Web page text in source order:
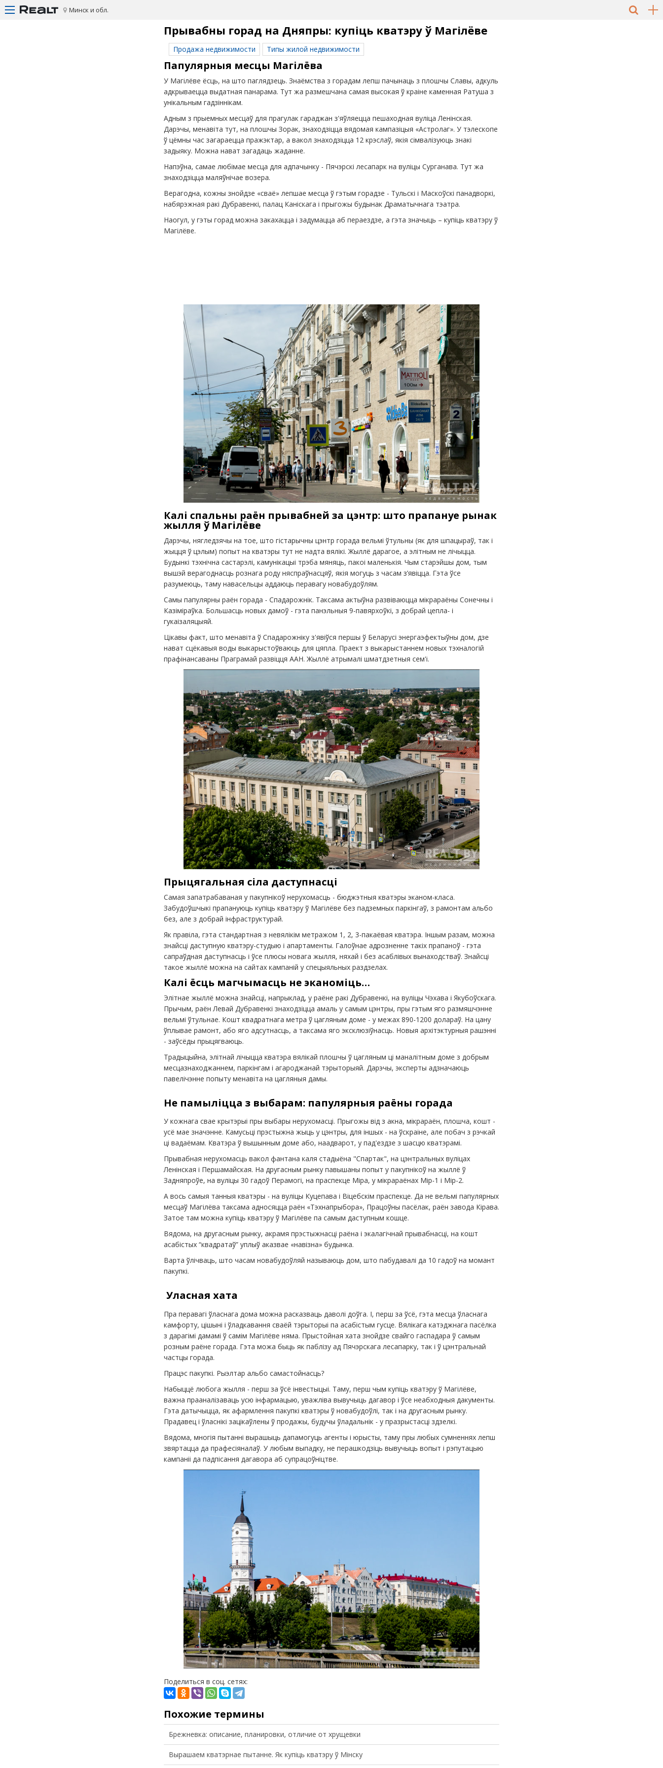
Минск и обл.
Прывабны горад на Дняпры: купіць кватэру ў Магілёве
Продажа недвижимости Типы жилой недвижимости
Папулярныя месцы Магілёва
У Магілёве ёсць, на што паглядзець. Знаёмства з горадам лепш пачынаць з плошчы Славы, адкуль
адкрываецца выдатная панарама. Тут жа размешчана самая высокая ў краіне каменная Ратуша з
унікальным гадзіннікам.
Адным з прыемных месцаў для прагулак гараджан з'яўляецца пешаходная вуліца Ленінская.
Дарэчы, менавіта тут, на плошчы Зорак, знаходзіцца вядомая кампазіцыя «Астролаг». У тэлескопе
ў цёмны час загараецца пражэктар, а вакол знаходзіцца 12 крэслаў, якія сімвалізуюць знакі
задыяку. Можна нават загадаць жаданне.
Напэўна, самае любімае месца для адпачынку - Пячэрскі лесапарк на вуліцы Сурганава. Тут жа
знаходзіцца маляўнічае возера.
Верагодна, кожны знойдзе «сваё» лепшае месца ў гэтым горадзе - Тульскі і Маскоўскі панадворкі,
набярэжная ракі Дубравенкі, палац Каніскага і прыгожы будынак Драматычнага тэатра.
Наогул, у гэты горад можна закахацца і задумацца аб пераездзе, а гэта значыць – купіць кватэру ў
Магілёве.
Калі спальны раён прывабней за цэнтр: што прапануе рынак
жылля ў Магілёве
Дарэчы, нягледзячы на ​​тое, што гістарычны цэнтр горада вельмі ўтульны (як для шпацыраў, так і
жыцця ў цэлым) попыт на кватэры тут не надта вялікі. Жыллё дарагое, а элітным не лічыцца.
Будынкі тэхнічна састарэлі, камунікацыі трэба мяняць, пакоі маленькія. Чым старэйшы дом, тым
вышэй верагоднасць рознага роду няспраўнасцяў, якія могуць з часам з’явіцца. Гэта ўсе
разумеюць, таму навасельцы аддаюць перавагу новабудоўлям.
Самы папулярны раён горада - Спадарожнік. Таксама актыўна развіваюцца мікрараёны Сонечны і
Казіміраўка. Большасць новых дамоў - гэта панэльныя 9-павярхоўкі, з добрай цепла- і
гукаізаляцыяй.
Цікавы факт, што менавіта ў Спадарожніку з'явіўся першы ў Беларусі энергаэфектыўны дом, дзе
нават сцёкавыя воды выкарыстоўваюць для цяпла. Праект з выкарыстаннем новых тэхналогій
прафінансаваны Праграмай развіцця ААН. Жыллё атрымалі шматдзетныя сем'і.
Прыцягальная сіла даступнасці
Самая запатрабаваная у пакупнікоў нерухомасць - бюджэтныя кватэры эканом-класа.
Забудоўшчыкі прапануюць купіць кватэру ў Магілёве без падземных паркінгаў, з рамонтам альбо
без, але з добрай інфраструктурай.
Як правіла, гэта стандартная з невялікім метражом 1, 2, 3-пакаёвая кватэра. Іншым разам, можна
знайсці даступную кватэру-студыю і апартаменты. Галоўнае адрозненне такіх прапаноў - гэта
сапраўдная даступнасць і ўсе плюсы новага жылля, няхай і без асаблівых вынаходстваў. Знайсці
такое жыллё можна на сайтах кампаній у спецыяльных раздзелах.
Калі ёсць магчымасць не эканоміць…
Элітнае жыллё можна знайсці, напрыклад, у раёне ракі Дубравенкі, на вуліцы Чэхава і Якубоўскага.
Прычым, раён Левай Дубравенкі знаходзіцца амаль у самым цэнтры, пры гэтым яго размяшчэнне
вельмі ўтульнае. Кошт квадратнага метра ў цагляным доме - у межах 890-1200 долараў. На цану
ўплывае рамонт, або яго адсутнасць, а таксама яго эксклюзіўнасць. Новыя архітэктурныя рашэнні
- заўсёды прыцягваюць.
Традыцыйна, элітнай лічыцца кватэра вялікай плошчы ў цагляным ці маналітным доме з добрым
месцазнаходжаннем, паркінгам і агароджанай тэрыторыяй. Дарэчы, эксперты адзначаюць
павелічэнне попыту менавіта на цагляныя дамы.
Не памыліцца з выбарам: папулярныя раёны горада
У кожнага свае крытэрыі пры выбары нерухомасці. Прыгожы від з акна, мікрараён, плошча, кошт -
усё мае значэнне. Камусьці прэстыжна жыць у цэнтры, для іншых - на ўскраіне, але побач з рэчкай
ці вадаёмам. Кватэра ў вышынным доме або, наадварот, у пад'ездзе з шасцю кватэрамі.
Прывабная нерухомасць вакол фантана каля стадыёна "Спартак", на цэнтральных вуліцах
Ленінская і Першамайская. На другасным рынку павышаны попыт у пакупнікоў на жыллё ў
Задняпроўе, на вуліцы 30 гадоў Перамогі, на праспекце Міра, у мікрараёнах Мір-1 і Мір-2.
А вось самыя танныя кватэры - на вуліцы Куцепава і Віцебскім праспекце. Да не вельмі папулярных
месцаў Магілёва таксама адносяцца раён «Тэхнапрыбора», Працоўны пасёлак, раён завода Кірава.
Затое там можна купіць кватэру ў Магілёве па самым даступным кошце.
Вядома, на другасным рынку, акрамя прэстыжнасці раёна і экалагічнай прывабнасці, на кошт
асабістых “квадратаў” уплыў аказвае «навізна» будынка.
Варта ўлічваць, што часам новабудоўляй называюць дом, што пабудавалі да 10 гадоў на момант
пакупкі.
Уласная хата
Пра перавагі ўласнага дома можна расказваць даволі доўга. І, перш за ўсё, гэта месца ўласнага
камфорту, цішыні і ўладкавання сваёй тэрыторыі па асабістым гусце. Вялікага катэджнага пасёлка
з дарагімі дамамі ў самім Магілёве няма. Прыстойная хата знойдзе свайго гаспадара ў самым
розным раёне горада. Гэта можа быць як паблізу ад Пячэрскага лесапарку, так і ў цэнтральнай
частцы горада.
Працэс пакупкі. Рыэлтар альбо самастойнасць?
Набыццё любога жылля - перш за ўсё інвестыцыі. Таму, перш чым купіць кватэру ў Магілёве,
важна прааналізаваць усю інфармацыю, уважліва вывучыць дагавор і ўсе неабходныя дакументы.
Гэта датычыцца, як афармлення пакупкі кватэры ў новабудоўлі, так і на другасным рынку.
Прадавец і ўласнікі зацікаўлены ў продажы, будучы ўладальнік - у празрыстасці здзелкі.
Вядома, многія пытанні вырашыць дапамогуць агенты і юрысты, таму пры любых сумненнях лепш
звяртацца да прафесіяналаў. У любым выпадку, не перашкодзіць вывучыць вопыт і рэпутацыю
кампаніі да падпісання дагавора аб супрацоўніцтве.
Поделиться в соц. сетях:
Похожие термины
Брежневка: описание, планировки, отличие от хрущевки
Вырашаем кватэрнае пытанне. Як купіць кватэру ў Мінску